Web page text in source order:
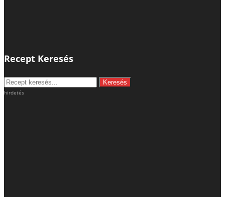
Recept Keresés
hirdetés